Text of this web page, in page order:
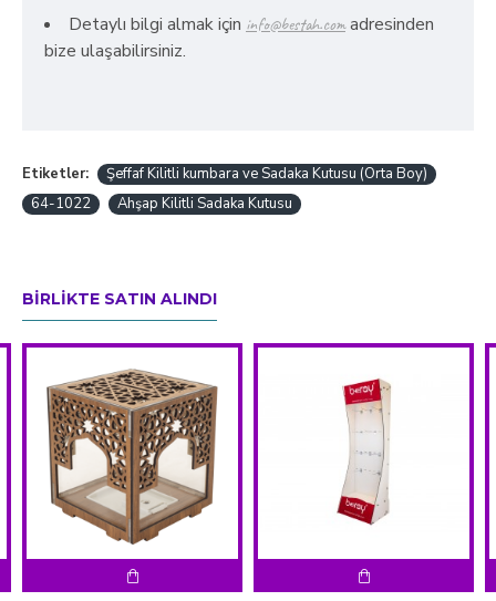
Detaylı bilgi almak için info@bestah.comadresinden
bize ulaşabilirsiniz.
Etiketler:
Şeffaf Kilitli kumbara ve Sadaka Kutusu (Orta Boy)
64-1022
Ahşap Kilitli Sadaka Kutusu
BIRLIKTE SATIN ALINDI